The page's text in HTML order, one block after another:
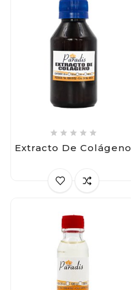
    
Extracto De Colágeno